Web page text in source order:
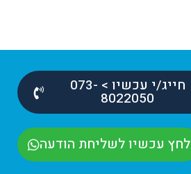
חייג/י עכשיו > 073-
8022050
לחץ עכשיו לשליחת הודעה